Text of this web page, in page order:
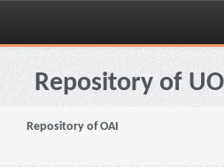
Skip
navigationRepository of
Repository of OAI